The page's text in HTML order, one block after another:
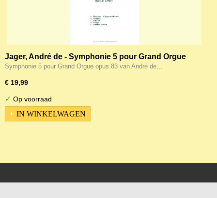
Jager, André de - Symphonie 5 pour Grand Orgue
opus 83
Symphonie 5 pour Grand Orgue opus 83 van André de…
€ 19,99
✓ Op voorraad
IN WINKELWAGEN